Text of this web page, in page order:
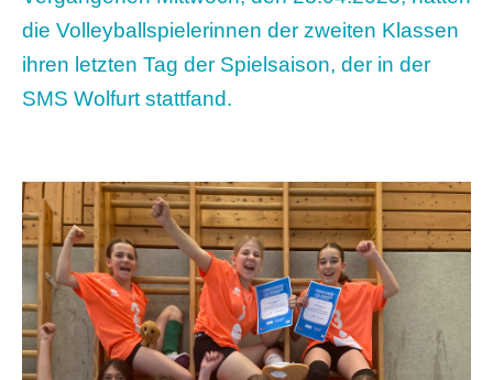
die Volleyballspielerinnen der zweiten Klassen
ihren letzten Tag der Spielsaison, der in der
SMS Wolfurt stattfand.